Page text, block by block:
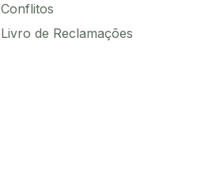
Conflitos
Livro de Reclamações